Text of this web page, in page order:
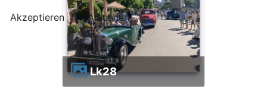
lk28
Akzeptieren Ablehnen